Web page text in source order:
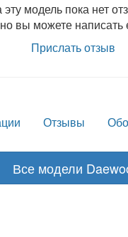
эту модель пока нет
но вы можете написать
Прислать отзыв
Отзывы
Все модели